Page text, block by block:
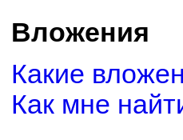
Вложения
Какие
Как мне